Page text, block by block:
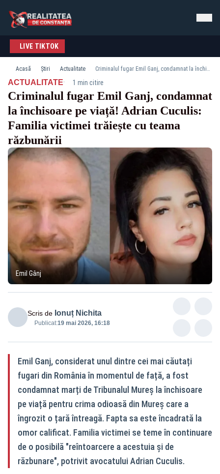
LIVE TIKTOK
Acasă Știri Actualitate Criminalul fugar Emil Ganj, condamnat la închisoare pe viață! Adrian Cuculis: Familia victimei trăiește cu teama răzbunării
ACTUALITATE· 1 min citire
Criminalul fugar Emil Ganj, condamnat
la închisoare pe viață! Adrian Cuculis:
Familia victimei trăiește cu teama
răzbunării
Emil Gânj
Scris de Ionuț Nichita
Publicat:19 mai 2026, 16:18
Emil Ganj, considerat unul dintre cei mai căutați
fugari din România în momentul de față, a fost
condamnat marți de Tribunalul Mureș la închisoare
pe viață pentru crima odioasă din Mureș care a
îngrozit o țară întreagă. Fapta sa este încadrată la
omor calificat. Familia victimei se teme în continuare
de o posibilă "reîntoarcere a acestuia și de
răzbunare", potrivit avocatului Adrian Cuculis.